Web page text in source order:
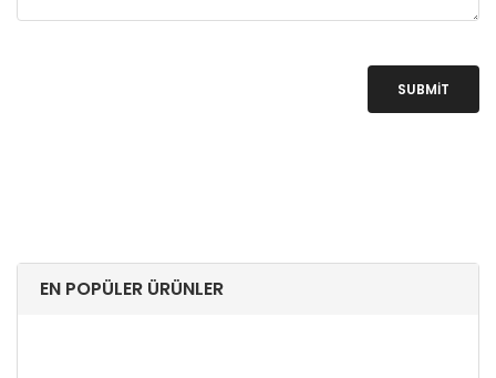
SUBMIT
EN POPÜLER ÜRÜNLER